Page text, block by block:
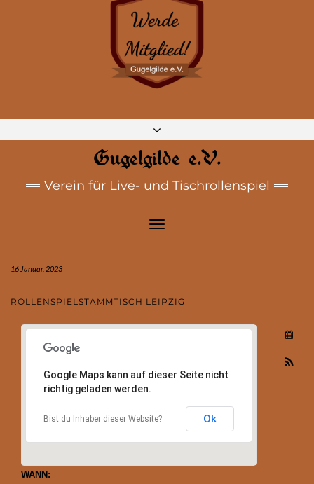
DISCORD
MASTODON
BLUESKY
INSTAGRAM
FACEBOOK
E-MAIL
Gugelgilde e.V.
Verein für Live- und Tischrollenspiel
Toggle
Navigation
16 Januar, 2023
ROLLENSPIELSTAMMTISCH LEIPZIG
Google Maps kann auf dieser Seite nicht
richtig geladen werden.
Bist du Inhaber dieser Website? Ok
WANN: